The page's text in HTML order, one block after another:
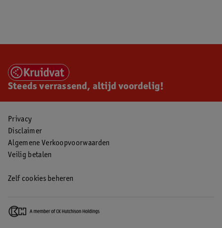
Steeds verrassend, altijd voordelig!
Privacy
Disclaimer
Algemene Verkoopvoorwaarden
Veilig betalen
Zelf cookies beheren